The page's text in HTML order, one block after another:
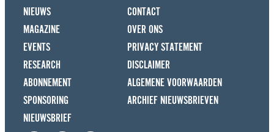
NIEUWS
MAGAZINE
EVENTS
RESEARCH
ABONNEMENT
SPONSORING
CONTACT
OVER ONS
PRIVACY STATEMENT
DISCLAIMER
ALGEMENE VOORWAARDEN
ARCHIEF NIEUWSBRIEVEN
NIEUWSBRIEF